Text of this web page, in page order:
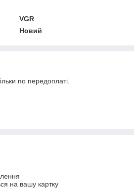
VGR
Новий
по передоплаті.
на вашу картку